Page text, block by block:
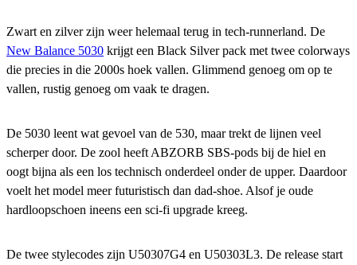
Zwart en zilver zijn weer helemaal terug in tech-runnerland. De
New Balance 5030 krijgt een Black Silver pack met twee colorways
die precies in die 2000s hoek vallen. Glimmend genoeg om op te
vallen, rustig genoeg om vaak te dragen.
De 5030 leent wat gevoel van de 530, maar trekt de lijnen veel
scherper door. De zool heeft ABZORB SBS-pods bij de hiel en
oogt bijna als een los technisch onderdeel onder de upper. Daardoor
voelt het model meer futuristisch dan dad-shoe. Alsof je oude
hardloopschoen ineens een sci-fi upgrade kreeg.
De twee stylecodes zijn U50307G4 en U50303L3. De release start